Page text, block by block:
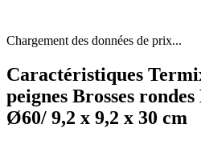
Chargement des données de prix...
Caractéristiques
peignes Brosses
Ø60/ 9,2 x 9,2 x 30 cm